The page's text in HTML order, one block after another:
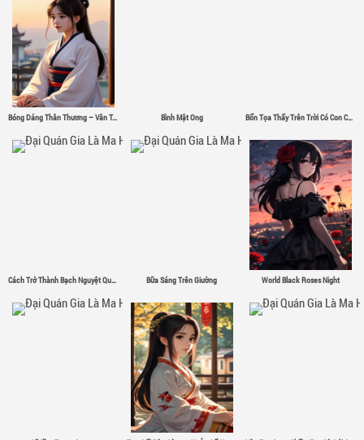
Bóng Dáng Thân Thương – Vân Tân Bình Mật Ong Bổn Tọa Thấy Trên Trời Có Con Chim Sắt Σ( ゜- ゜)
Cách Trở Thành Bạch Nguyệt Quang Bữa Sáng Trên Giường World Black Roses Night